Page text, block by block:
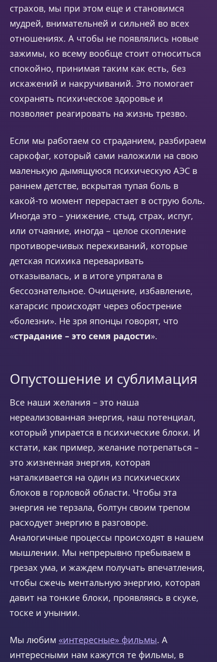
страхов, мы при этом еще и становимся
мудрей, внимательней и сильней во всех
отношениях. А чтобы не появлялись новые
зажимы, ко всему вообще стоит относиться
спокойно, принимая таким как есть, без
искажений и накручиваний. Это помогает
сохранять психическое здоровье и
позволяет реагировать на жизнь трезво.
Если мы работаем со страданием, разбираем
саркофаг, который сами наложили на свою
маленькую дымящуюся психическую АЭС в
раннем детстве, вскрытая тупая боль в
какой-то момент перерастает в острую боль.
Иногда это – унижение, стыд, страх, испуг,
или отчаяние, иногда – целое скопление
противоречивых переживаний, которые
детская психика переваривать
отказывалась, и в итоге упрятала в
бессознательное. Очищение, избавление,
катарсис происходят через обострение
«болезни». Не зря японцы говорят, что
«страдание – это семя радости».
Опустошение и сублимация
Все наши желания – это наша
нереализованная энергия, наш потенциал,
который упирается в психические блоки. И
кстати, как пример, желание потрепаться –
это жизненная энергия, которая
наталкивается на один из психических
блоков в горловой области. Чтобы эта
энергия не терзала, болтун своим трепом
расходует энергию в разговоре.
Аналогичные процессы происходят в нашем
мышлении. Мы непрерывно пребываем в
грезах ума, и жаждем получать впечатления,
чтобы сжечь ментальную энергию, которая
давит на тонкие блоки, проявляясь в скуке,
тоске и унынии.
Мы любим «интересные» фильмы. А
интересными нам кажутся те фильмы, в